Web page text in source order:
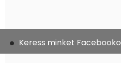
Keress minket